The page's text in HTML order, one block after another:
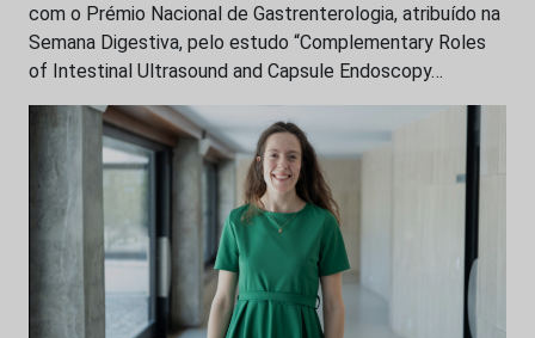
com o Prémio Nacional de Gastrenterologia, atribuído na
Semana Digestiva, pelo estudo “Complementary Roles
of Intestinal Ultrasound and Capsule Endoscopy…